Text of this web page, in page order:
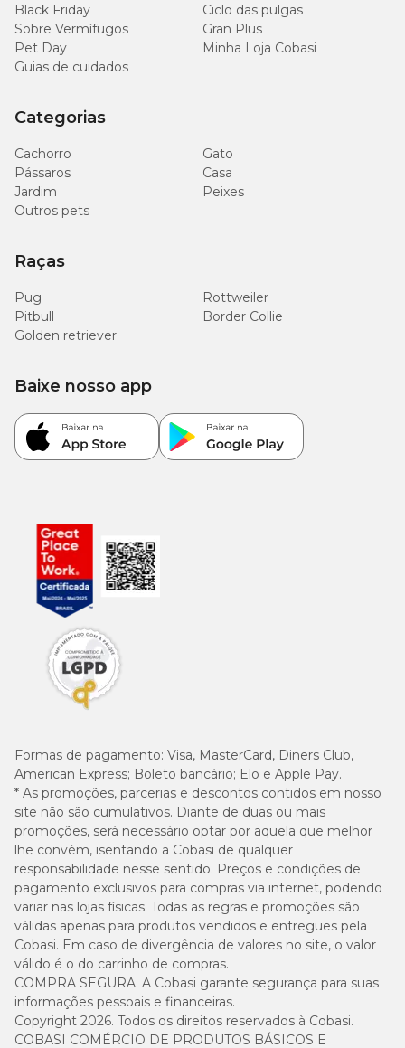
Black Friday
Ciclo das pulgas
Sobre Vermífugos
Gran Plus
Pet Day
Minha Loja Cobasi
Guias de cuidados
Categorias
Cachorro
Gato
Pássaros
Casa
Jardim
Peixes
Outros pets
Raças
Pug
Rottweiler
Pitbull
Border Collie
Golden retriever
Formas de pagamento: Visa, MasterCard, Diners Club,
American Express; Boleto bancário; Elo e Apple Pay.
* As promoções, parcerias e descontos contidos em nosso
site não são cumulativos. Diante de duas ou mais
promoções, será necessário optar por aquela que melhor
lhe convém, isentando a Cobasi de qualquer
responsabilidade nesse sentido. Preços e condições de
pagamento exclusivos para compras via internet, podendo
variar nas lojas físicas. Todas as regras e promoções são
válidas apenas para produtos vendidos e entregues pela
Cobasi. Em caso de divergência de valores no site, o valor
válido é o do carrinho de compras.
COMPRA SEGURA. A Cobasi garante segurança para suas
informações pessoais e financeiras.
Copyright 2026. Todos os direitos reservados à Cobasi.
COBASI COMÉRCIO DE PRODUTOS BÁSICOS E
Baixe nosso app